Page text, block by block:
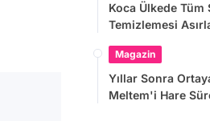
Koca Ülkede Tüm
Temizlemesi
Magazin
Yıllar Sonra
Meltem'i Hare